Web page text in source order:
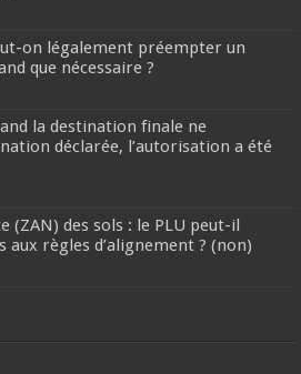
on légalement préempter un
que nécessaire ?
la destination finale ne
déclarée, l’autorisation a été
des sols : le PLU peut-il
règles d’alignement ? (non)